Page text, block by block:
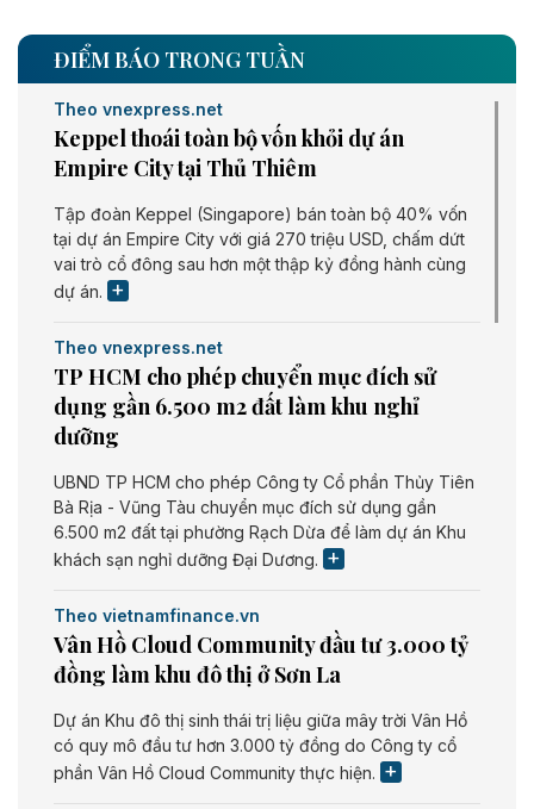
ĐIỂM BÁO TRONG TUẦN
Theo vnexpress.net
Keppel thoái toàn bộ vốn khỏi dự án
Empire City tại Thủ Thiêm
Tập đoàn Keppel (Singapore) bán toàn bộ 40% vốn
tại dự án Empire City với giá 270 triệu USD, chấm dứt
vai trò cổ đông sau hơn một thập kỷ đồng hành cùng
dự án.
Theo vnexpress.net
TP HCM cho phép chuyển mục đích sử
dụng gần 6.500 m2 đất làm khu nghỉ
dưỡng
UBND TP HCM cho phép Công ty Cổ phần Thủy Tiên
Bà Rịa - Vũng Tàu chuyển mục đích sử dụng gần
6.500 m2 đất tại phường Rạch Dừa để làm dự án Khu
khách sạn nghỉ dưỡng Đại Dương.
Theo vietnamfinance.vn
Vân Hồ Cloud Community đầu tư 3.000 tỷ
đồng làm khu đô thị ở Sơn La
Dự án Khu đô thị sinh thái trị liệu giữa mây trời Vân Hồ
có quy mô đầu tư hơn 3.000 tỷ đồng do Công ty cổ
phần Vân Hồ Cloud Community thực hiện.